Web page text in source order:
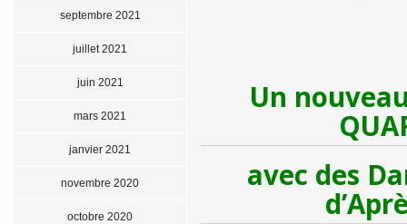
Un
avec des
septembre 2021
juillet 2021
juin 2021
mars 2021
janvier 2021
novembre 2020
octobre 2020